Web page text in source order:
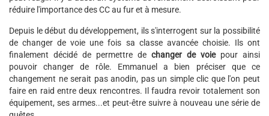
réduire l'importance des CC au fur et à mesure.
Depuis le début du développement, ils s'interrogent sur la possibilité
de changer de voie une fois sa classe avancée choisie. Ils ont
finalement décidé de permettre de changer de voiepour ainsi
pouvoir changer de rôle. Emmanuel a bien préciser que ce
changement ne serait pas anodin, pas un simple clic que l'on peut
faire en raid entre deux rencontres. Il faudra revoir totalement son
équipement, ses armes...et peut-être suivre à nouveau une série de